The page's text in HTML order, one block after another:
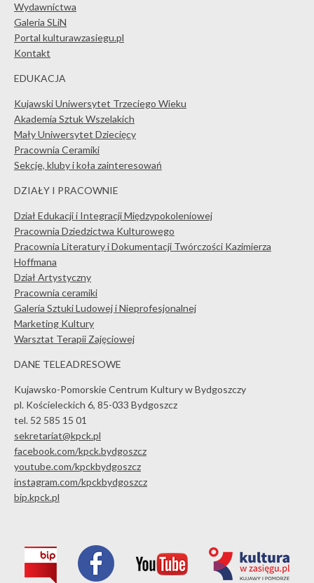
Wydawnictwa
Galeria SLiN
Portal kulturawzasiegu.pl
Kontakt
EDUKACJA
Kujawski Uniwersytet Trzeciego Wieku
Akademia Sztuk Wszelakich
Mały Uniwersytet Dziecięcy
Pracownia Ceramiki
Sekcje, kluby i koła zainteresowań
DZIAŁY I PRACOWNIE
Dział Edukacji i Integracji Międzypokoleniowej
Pracownia Dziedzictwa Kulturowego
Pracownia Literatury i Dokumentacji Twórczości Kazimierza
Hoffmana
Dział Artystyczny
Pracownia ceramiki
Galeria Sztuki Ludowej i Nieprofesjonalnej
Marketing Kultury
Warsztat Terapii Zajęciowej
DANE TELEADRESOWE
Kujawsko-Pomorskie Centrum Kultury w Bydgoszczy
pl. Kościeleckich 6, 85-033 Bydgoszcz
tel. 52 585 15 01
sekretariat@kpck.pl
facebook.com/kpck.bydgoszcz
youtube.com/kpckbydgoszcz
instagram.com/kpckbydgoszcz
bip.kpck.pl